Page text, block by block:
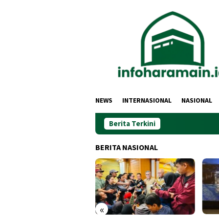
NEWS INTERNASIONAL NASIONAL
Berita Terkini
BERITA NASIONAL
«